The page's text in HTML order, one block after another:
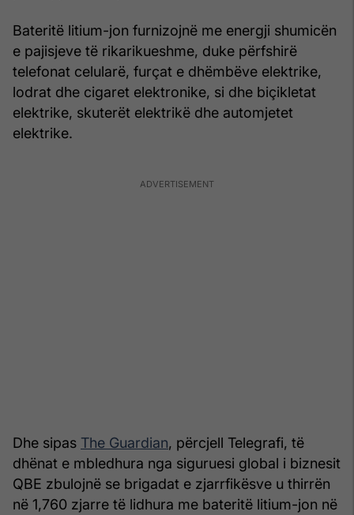
Bateritë litium-jon furnizojnë me energji shumicën
e pajisjeve të rikarikueshme, duke përfshirë
telefonat celularë, furçat e dhëmbëve elektrike,
lodrat dhe cigaret elektronike, si dhe biçikletat
elektrike, skuterët elektrikë dhe automjetet
elektrike.
Dhe sipas The Guardian, përcjell Telegrafi, të
dhënat e mbledhura nga siguruesi global i biznesit
QBE zbulojnë se brigadat e zjarrfikësve u thirrën
në 1,760 zjarre të lidhura me bateritë litium-jon në